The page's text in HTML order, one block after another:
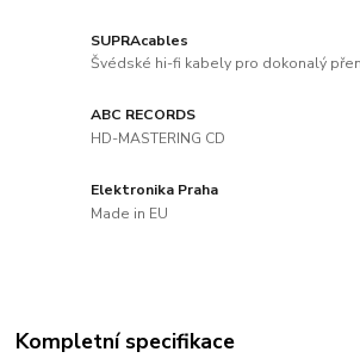
SUPRAcables
Švédské hi-fi kabely pro dokonalý
ABC RECORDS
HD-MASTERING CD
Elektronika Praha
Made in EU
Kompletní specifikace